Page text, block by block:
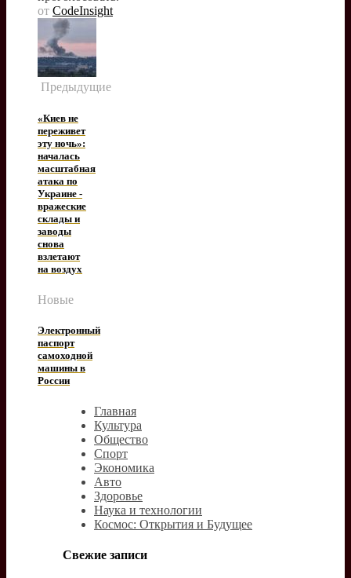
от CodeInsight
Предыдущие
«Киев не
переживет
эту ночь»:
началась
масштабная
атака по
Украине -
вражеские
склады и
заводы
снова
взлетают
на воздух
Новые
Электронный
паспорт
самоходной
машины в
России
Главная
Культура
Общество
Спорт
Экономика
Авто
Здоровье
Наука и технологии
Космос: Открытия и Будущее
Свежие записи